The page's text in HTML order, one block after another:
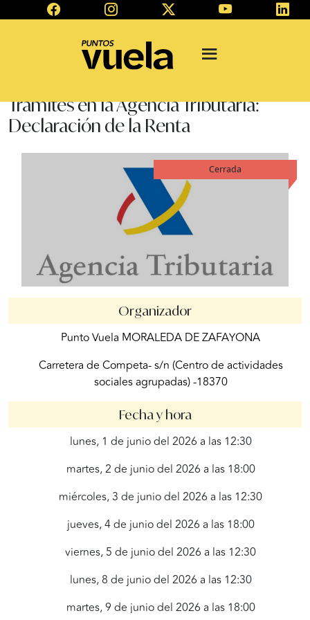
Trámites en la Agencia Tributaria:
Declaración de la Renta
Cerrada
Organizador
Punto Vuela MORALEDA DE ZAFAYONA
Carretera de Competa- s/n (Centro de actividades
sociales agrupadas) -18370
Fecha y hora
lunes, 1 de junio del 2026 a las 12:30
martes, 2 de junio del 2026 a las 18:00
miércoles, 3 de junio del 2026 a las 12:30
jueves, 4 de junio del 2026 a las 18:00
viernes, 5 de junio del 2026 a las 12:30
lunes, 8 de junio del 2026 a las 12:30
martes, 9 de junio del 2026 a las 18:00